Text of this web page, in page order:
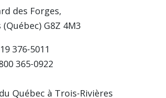
des Forges,
G8Z 4M3
376-5011
365-0922
Québec à Trois-Rivières